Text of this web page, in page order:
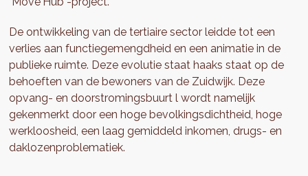
De ontwikkeling van de tertiaire sector leidde tot een
verlies aan functiegemengdheid en een animatie in de
publieke ruimte. Deze evolutie staat haaks staat op de
behoeften van de bewoners van de Zuidwijk. Deze
opvang- en doorstromingsbuurt l wordt namelijk
gekenmerkt door een hoge bevolkingsdichtheid, hoge
werkloosheid, een laag gemiddeld inkomen, drugs- en
daklozenproblematiek.